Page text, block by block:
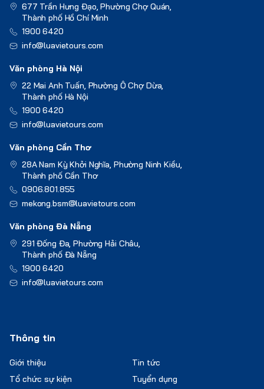
677 Trần Hưng Đạo, Phường Chợ Quán,
Thành phố Hồ Chí Minh
1900 6420
info@luavietours.com
Văn phòng Hà Nội
22 Mai Anh Tuấn, Phường Ô Chợ Dừa,
Thành phố Hà Nội
1900 6420
info@luavietours.com
Văn phòng Cần Thơ
28A Nam Kỳ Khởi Nghĩa, Phường Ninh Kiều,
Thành phố Cần Thơ
0906.801.855
mekong.bsm@luavietours.com
Văn phòng Đà Nẵng
291 Đống Đa, Phường Hải Châu,
Thành phố Đà Nẵng
1900 6420
info@luavietours.com
Thông tin
Giới thiệu
Tổ chức sự kiện
Tin tức
Tuyển dụng